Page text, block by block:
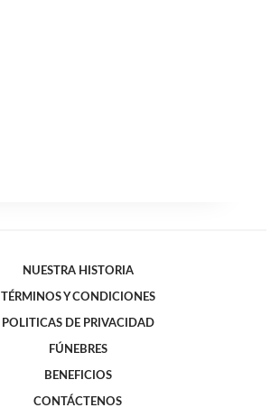
NUESTRA HISTORIA
TÉRMINOS Y CONDICIONES
POLITICAS DE PRIVACIDAD
FÚNEBRES
BENEFICIOS
CONTÁCTENOS